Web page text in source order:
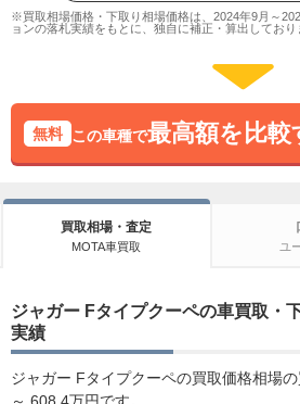
※買取相場価格・下取り相場価格は、2024年9月～
ョンの落札実績をもとに、独自に補正・算出しており
無料 この車種で最高額を比較
買取相場・査定
MOTA車買取 ユ
ジャガー Fタイプクーペの車買取・
実績
ジャガー Fタイプクーペの買取価格相場